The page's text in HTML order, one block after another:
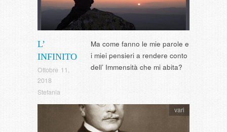
L’
INFINITO
Ottobre 11,
2018
Stefania
Ma come fanno le mie parole e
i miei pensieri a rendere conto
dell’ Immensità che mi abita?
vari